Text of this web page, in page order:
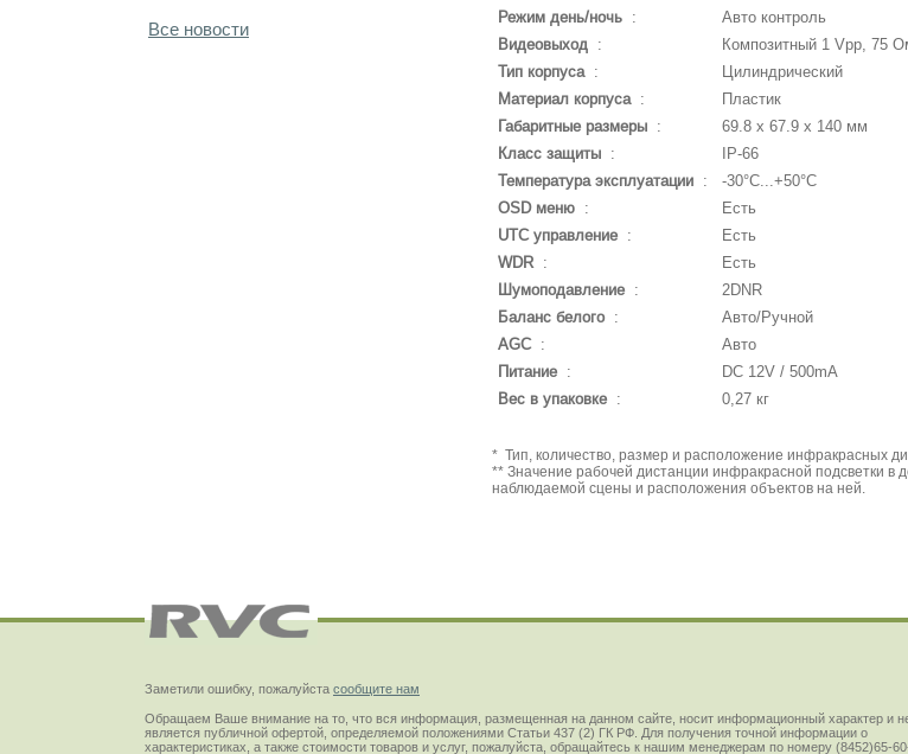
Режим день/ночь :
Авто контроль
Видеовыход :
Композитный 1 Vpp, 75
Тип корпуса:
Цилиндрический
Материал корпуса:
Пластик
Габаритные размеры :
69.8 x 67.9 x 140 мм
Класс защиты :
IP-66
Температура эксплуатации :
-30°С...+50°С
OSD меню :
Есть
UTC управление :
Есть
WDR:
Есть
Шумоподавление :
2DNR
Баланс белого:
Авто/Ручной
AGC:
Авто
Питание :
DC 12V / 500mA
Вес в упаковке : 0,27 кг
Все новости
Заметили ошибку, пожалуйста сообщите нам
Обращаем Ваше внимание на то, что вся информация, размещенная на данном сайте, носит информационный характер и
является публичной офертой, определяемой положениями Статьи 437 (2) ГК РФ. Для получения точной информации о
характеристиках, а также стоимости товаров и услуг, пожалуйста, обращайтесь к нашим менеджерам по номеру (8452)65-